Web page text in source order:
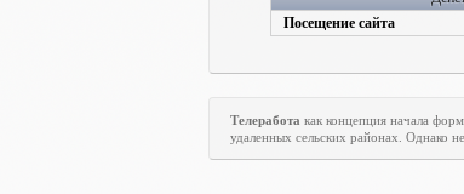
Посещение сайта
Телеработа как концепция начала
удаленных сельских районах. Однако